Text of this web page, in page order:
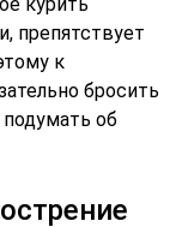
препятствует
к
бросить
об